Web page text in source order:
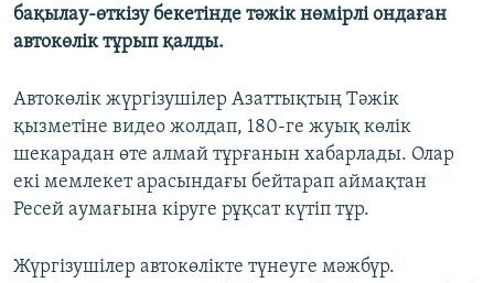
720p
720p
бақылау-өткізу бекетінде тәжік нөмірлі ондаған
автокөлік тұрып қалды.
Автокөлік жүргізушілер Азаттықтың Тәжік
қызметіне видео жолдап, 180-ге жуық көлік
шекарадан өте алмай тұрғанын хабарлады. Олар
екі мемлекет арасындағы бейтарап аймақтан
Ресей аумағына кіруге рұқсат күтіп тұр.
Жүргізушілер автокөлікте түнеуге мәжбүр.